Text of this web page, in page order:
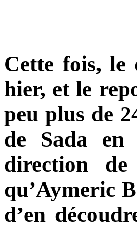
Cette fois, le
hier, et le
peu plus de
de Sada en
direction
qu’Aymeric
d’en